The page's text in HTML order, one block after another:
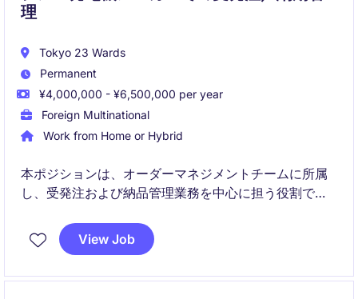
理
Tokyo 23 Wards
Permanent
¥4,000,000 - ¥6,500,000 per year
Foreign Multinational
Work from Home or Hybrid
本ポジションは、オーダーマネジメントチームに所属
し、受発注および納品管理業務を中心に担う役割で
門と連携しながら、業務の正確性とスピードの両立が
求められるポジションとなります。安定した環境の中
View Job